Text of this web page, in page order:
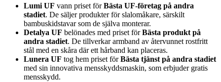
Lumi UF vann priset förBästa UF-företag på andra
stadiet. De säljer produkter för slalomåkare, särskilt
bambuskidstavar som de själva monterar.
Detalya UF belönades med priset förBästa produkt på
andra stadiet. De tillverkar armband av återvunnet rostfritt
stål med en skåra där ett hårband kan placeras.
Lunera UF tog hem priset förBästa tjänst på andra stadiet
med sin innovativa mensskyddsmaskin, som erbjuder gratis
mensskydd.